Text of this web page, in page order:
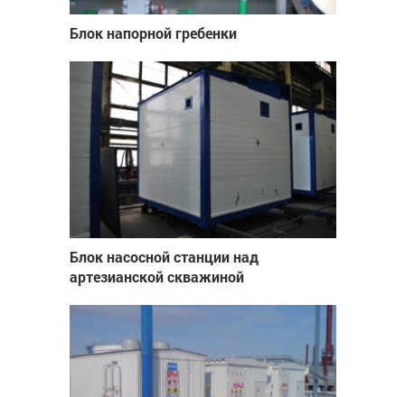
Блок напорной гребенки
Блок насосной станции над
артезианской скважиной